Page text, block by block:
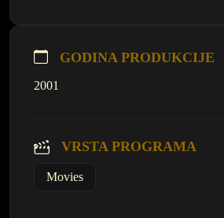
GODINA PRODUKCIJE
2001
VRSTA PROGRAMA
Movies